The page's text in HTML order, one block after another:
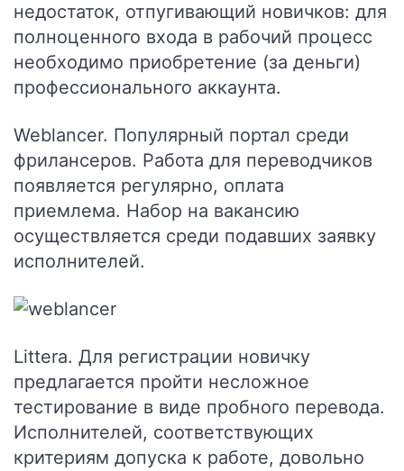
недостаток, отпугивающий новичков: для
полноценного входа в рабочий процесс
необходимо приобретение (за деньги)
профессионального аккаунта.
Weblancer. Популярный портал среди
фрилансеров. Работа для переводчиков
появляется регулярно, оплата
приемлема. Набор на вакансию
осуществляется среди подавших заявку
исполнителей.
Littera. Для регистрации новичку
предлагается пройти несложное
тестирование в виде пробного перевода.
Исполнителей, соответствующих
критериям допуска к работе, довольно